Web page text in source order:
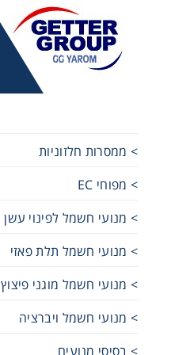
> ממסרות חלזוניות
> מפוחי EC
> מנועי חשמל לפינוי עשן
> מנועי חשמל תלת פאזי
> מנועי חשמל מוגני פיצוץ
> מנועי חשמל ויברציה
> בסיסי מנועים